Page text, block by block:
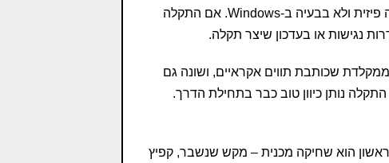
שם המקלדת לא מגיבה כמו שצריך, סביר להניח שמדובר בתקלה פיזית ולא בבעיה ב-Windows. אם התקלה
נגישות או בעדכון שיצר תקלה.
שכותבת תווים אקראיים, ושונה גם
נותן כיוון טוב כבר בתחילת הדרך.
הוא שחיקה מכנית – מקש שנשבר, קפיץ